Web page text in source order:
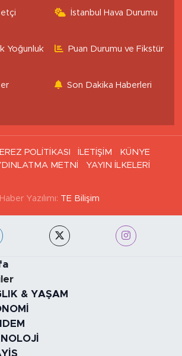
İstanbul Hava Durumu
Yoğunluk
Puan Durumu ve Fikstür
Son Dakika Haberleri
POLİTİKASI İLETİŞİM
KÜNYE
METNİ
YAYIN İLKELERİ
Haber Yazılımı: TE Bilişim
& YAŞAM